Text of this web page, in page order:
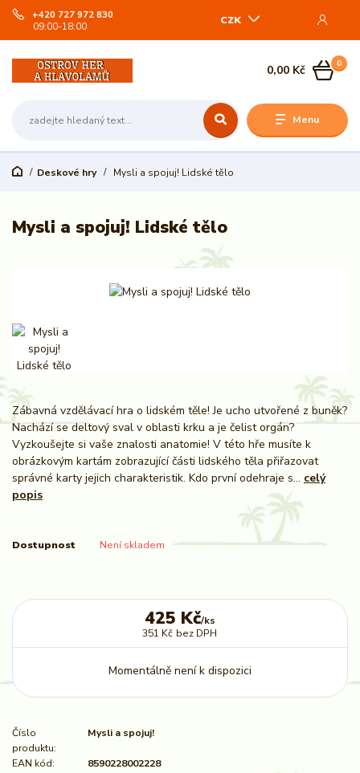
Menu
CZK
+420 727 972 830
09:00-18:00
0
0,00 Kč
Deskové hry Mysli a spojuj! Lidské tělo
Mysli a spojuj! Lidské tělo
Zábavná vzdělávací hra o lidském těle! Je ucho utvořené z buněk?
Nachází se deltový sval v oblasti krku a je čelist orgán?
Vyzkoušejte si vaše znalosti anatomie! V této hře musíte k
obrázkovým kartám zobrazující části lidského těla přiřazovat
správné karty jejich charakteristik. Kdo první odehraje s... celý
popis
Dostupnost Není skladem
425 Kč/ks
351 Kč bez DPH
Momentálně není k dispozici
Číslo
produktu:
Mysli a spojuj!
EAN kód:
8590228002228